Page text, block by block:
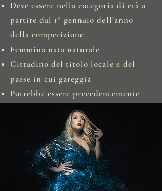
Deve essere nella categoria di età a
partire dal 1° gennaio dell'anno
della competizione
Femmina nata naturale
Cittadino del titolo locale e del
paese in cui gareggia
Potrebbe essere precedentemente
marreid, ma non attualmente
Può o non può avere figli